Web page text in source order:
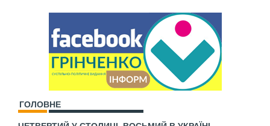
ГОЛОВНЕ